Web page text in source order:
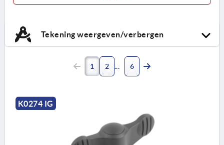
Tekening weergeven/verbergen
1 2 6
K0274 IG